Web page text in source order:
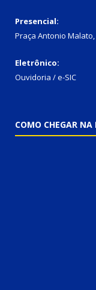
Presencial:
Praça Antonio Malato,
Eletrônico:
Ouvidoria / e-SIC
COMO CHEGAR NA